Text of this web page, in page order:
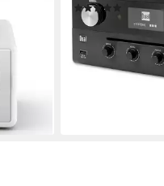
(1)
229,99 €
21,01 €mtl. in 12
lieferbar - in 5-6